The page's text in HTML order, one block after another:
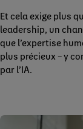
Et cela exige plus
leadership, un
que l’expertise
plus précieux – y
par l’IA.